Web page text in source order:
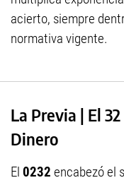
acierto, siempre
normativa vigente.
La Previa | El
Dinero
El 0232 encabezó el